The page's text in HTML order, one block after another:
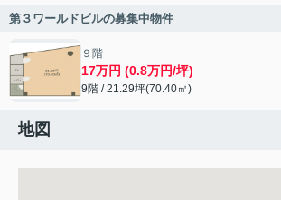
第３ワールドビルの募集中物件
９階
17万円 (0.8万円/坪)
9階 / 21.29坪(70.40㎡)
地図